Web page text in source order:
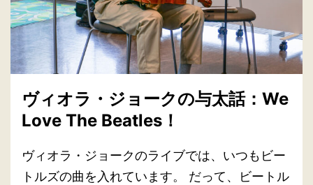
ヴィオラ・ジョークの与太話：We
Love The Beatles！
ヴィオラ・ジョークのライブでは、いつもビー
トルズの曲を入れています。 だって、ビートル